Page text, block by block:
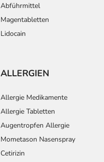
Abführmittel
Magentabletten
Lidocain
ALLERGIEN
Allergie Medikamente
Allergie Tabletten
Augentropfen Allergie
Mometason Nasenspray
Cetirizin